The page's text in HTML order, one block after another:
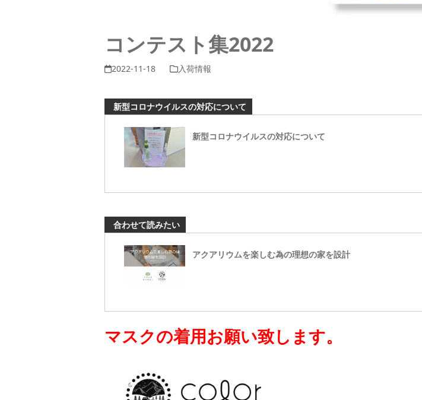
コンテスト集2022
2022-11-18 入荷情報
新型コロナウイルスの対応について
新型コロナウイルスの対応について
合わせて読みたい
アクアリウムを楽しむ為の理想の家を設計
マスクの着用お願い致します。